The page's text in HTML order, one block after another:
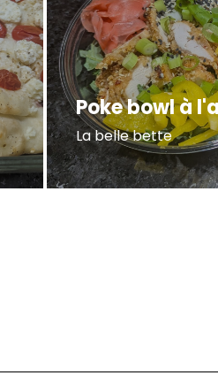
Poke bowl à
La belle bette